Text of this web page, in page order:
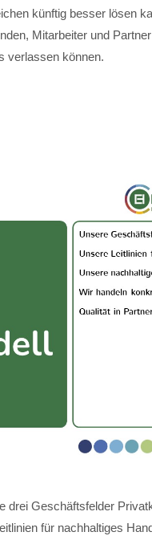
künftig besser lösen
Mitarbeiter und
verlassen können.
drei Geschäftsfelder
für nachhaltiges